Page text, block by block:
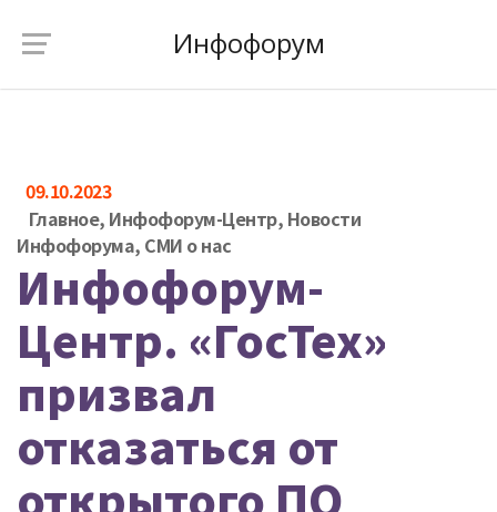
Инфофорум
09.10.2023
Главное, Инфофорум-Центр, Новости
Инфофорума, СМИ о нас
Инфофорум-
Центр. «ГосТех»
призвал
отказаться от
открытого ПО